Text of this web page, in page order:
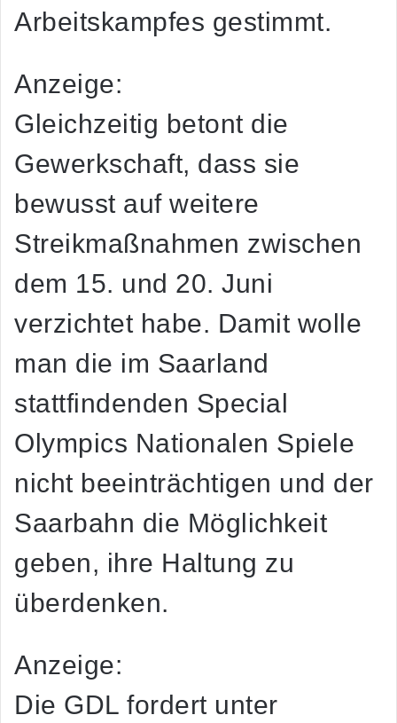
Arbeitskampfes gestimmt.
Anzeige:
Gleichzeitig betont die
Gewerkschaft, dass sie
bewusst auf weitere
Streikmaßnahmen zwischen
dem 15. und 20. Juni
verzichtet habe. Damit wolle
man die im Saarland
stattfindenden Special
Olympics Nationalen Spiele
nicht beeinträchtigen und der
Saarbahn die Möglichkeit
geben, ihre Haltung zu
überdenken.
Anzeige:
Die GDL fordert unter